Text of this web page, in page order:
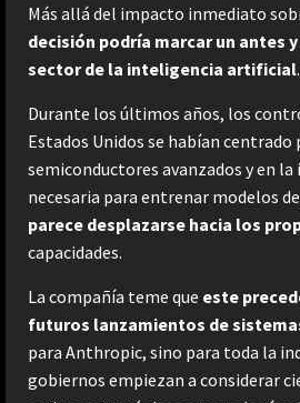
Más allá del impacto inmediato
decisión podría marcar un antes
sector de la inteligencia artificial.
Durante los últimos años, los
Estados Unidos se habían
semiconductores avanzados y en
necesaria para entrenar modelos
parece desplazarse hacia los
capacidades.
La compañía teme que este
futuros lanzamientos de
para Anthropic, sino para toda la
gobiernos empiezan a considerar